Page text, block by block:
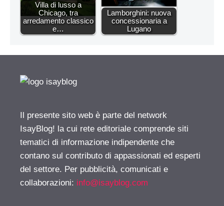
Villa di lusso a
Chicago, tra
arredamento classico
e…
Lamborghini: nuova
concessionaria a
Lugano
Il presente sito web è parte del network
IsayBlog! la cui rete editoriale comprende siti
tematici di informazione indipendente che
contano sul contributo di appassionati ed esperti
del settore. Per pubblicità, comunicati e
collaborazioni: info@isayblog.com